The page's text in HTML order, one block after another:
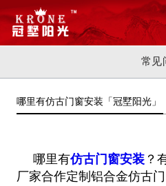
常见
哪里有仿古门窗安装「冠墅阳光」
哪里有仿古门窗安装？
厂家合作定制铝合金仿古